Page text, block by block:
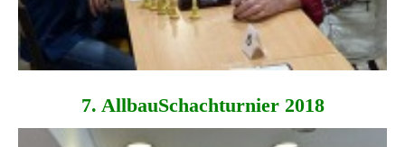
7. AllbauSchachturnier 2018